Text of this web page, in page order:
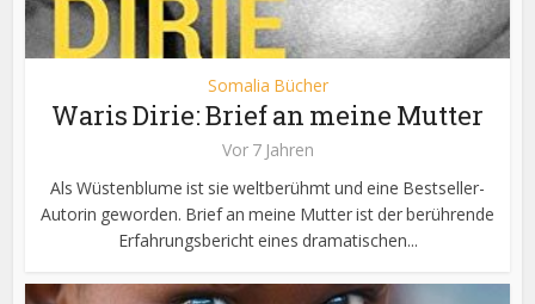
Somalia Bücher
Waris Dirie: Brief an meine Mutter
Vor 7 Jahren
Als Wüstenblume ist sie weltberühmt und eine Bestseller-
Autorin geworden. Brief an meine Mutter ist der berührende
Erfahrungsbericht eines dramatischen...